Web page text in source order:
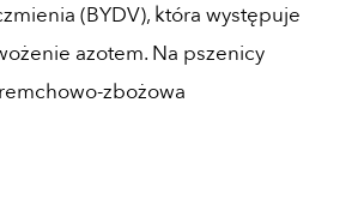
(BYDV), która występuje
azotem. Na pszenicy
zbożowa